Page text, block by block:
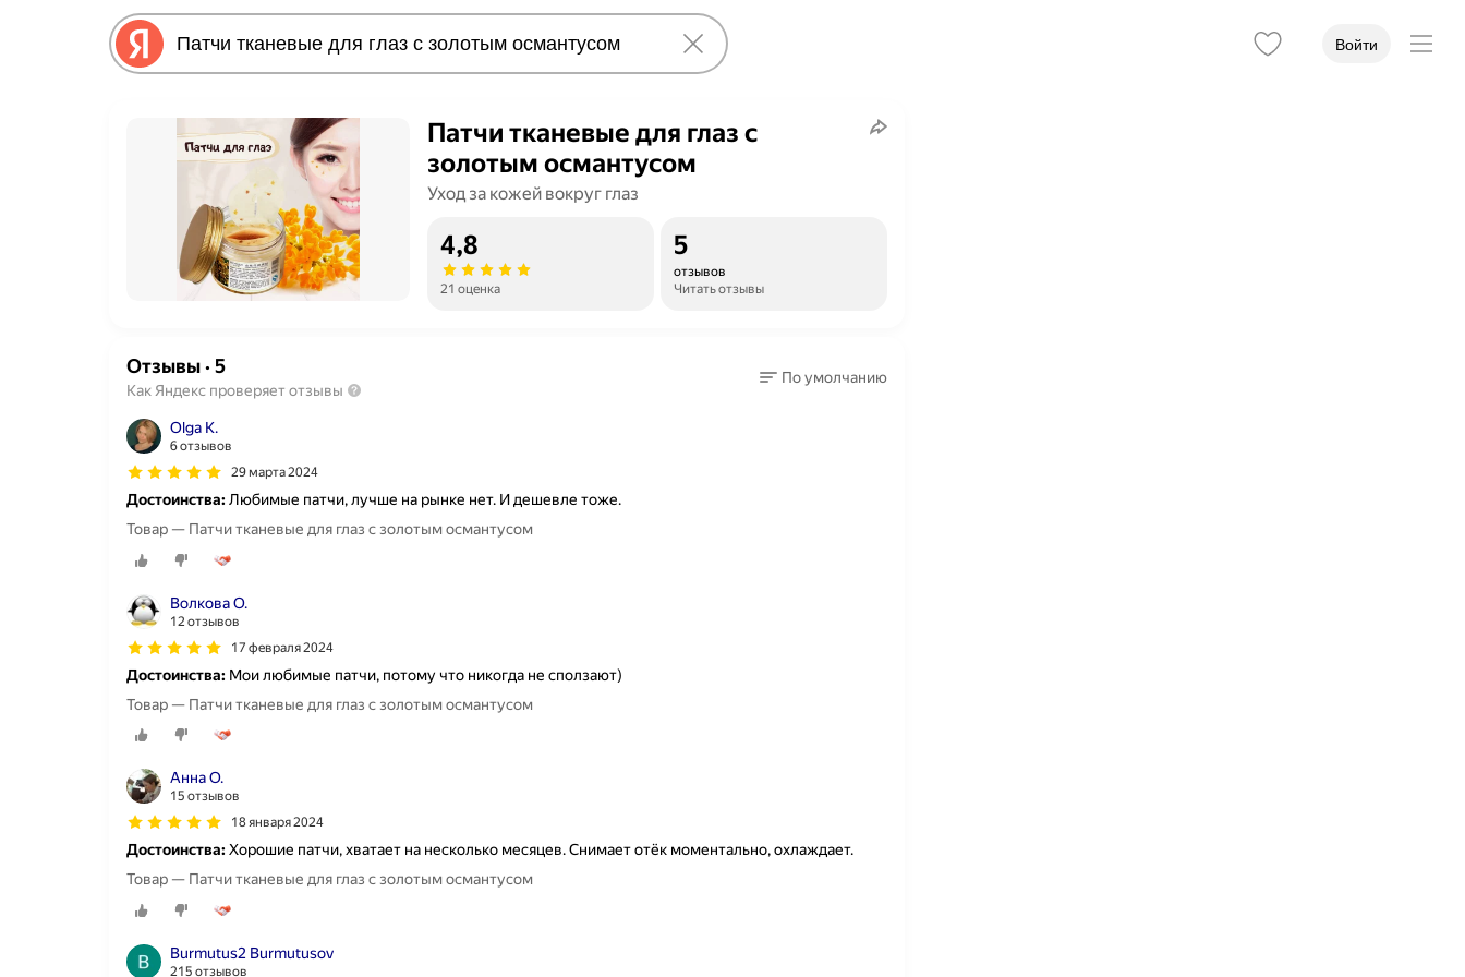
Войти
Патчи тканевые для глаз с
золотым османтусом
Уход за кожей вокруг глаз
4,8
21 оценка
5
отзывов
Читать отзывы
Отзывы· 5
Как Яндекс проверяет отзывы
По умолчанию
Olga K.
6 отзывов
29 марта 2024
Достоинства:Любимые патчи, лучше на рынке нет. И дешевле тоже.
Товар — Патчи тканевые для глаз с золотым османтусом
Волкова О.
12 отзывов
17 февраля 2024
Достоинства: Мои любимые патчи, потому что никогда не сползают)
Товар — Патчи тканевые для глаз с золотым османтусом
Анна О.
15 отзывов
18 января 2024
Достоинства:Хорошие патчи, хватает на несколько месяцев. Снимает отёк моментально, охлаждает.
Товар — Патчи тканевые для глаз с золотым османтусом
Burmutus2 Burmutusov
215 отзывов